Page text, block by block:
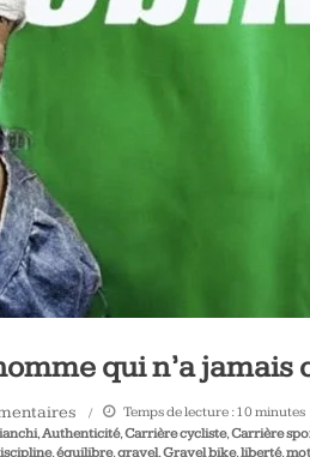
qui n’a jamais
Temps de lecture : 10 minutes
,Authenticité,Carrière cycliste,Carrière
,équilibre,gravel,Gravel bike,liberté,